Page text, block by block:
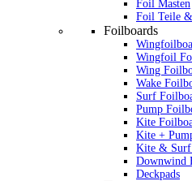
Foil Masten
Foil Teile
Foilboards
Wingfoil
Wing
Wake
Surf
Pump
Kite
Kite +
Kite & Surf
Downwind
Deckpads